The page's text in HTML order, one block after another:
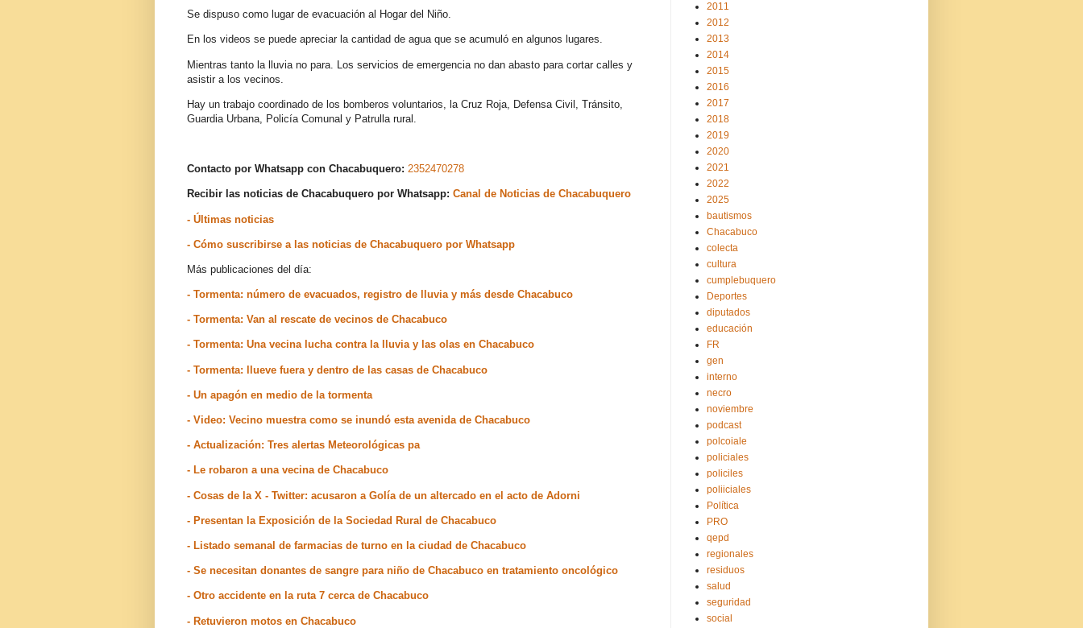
Se dispuso como lugar de evacuación al Hogar del Niño.
En los videos se puede apreciar la cantidad de agua que se acumuló en algunos lugares.
Mientras tanto la lluvia no para. Los servicios de emergencia no dan abasto para cortar calles y
asistir a los vecinos.
Hay un trabajo coordinado de los bomberos voluntarios, la Cruz Roja, Defensa Civil, Tránsito,
Guardia Urbana, Policía Comunal y Patrulla rural.
Contacto por Whatsapp con Chacabuquero: 2352470278
Recibir las noticias de Chacabuquero por Whatsapp: Canal de Noticias de Chacabuquero
- Últimas noticias
- Cómo suscribirse a las noticias de Chacabuquero por Whatsapp
Más publicaciones del día:
- Tormenta: número de evacuados, registro de lluvia y más desde Chacabuco
- Tormenta: Van al rescate de vecinos de Chacabuco
- Tormenta: Una vecina lucha contra la lluvia y las olas en Chacabuco
- Tormenta: llueve fuera y dentro de las casas de Chacabuco
- Un apagón en medio de la tormenta
- Video: Vecino muestra como se inundó esta avenida de Chacabuco
- Actualización: Tres alertas Meteorológicas pa
- Le robaron a una vecina de Chacabuco
- Cosas de la X - Twitter: acusaron a Golía de un altercado en el acto de Adorni
- Presentan la Exposición de la Sociedad Rural de Chacabuco
- Listado semanal de farmacias de turno en la ciudad de Chacabuco
- Se necesitan donantes de sangre para niño de Chacabuco en tratamiento oncológico
- Otro accidente en la ruta 7 cerca de Chacabuco
- Retuvieron motos en Chacabuco
2011
2012
2013
2014
2015
2016
2017
2018
2019
2020
2021
2022
2025
bautismos
Chacabuco
colecta
cultura
cumplebuquero
Deportes
diputados
educación
FR
gen
interno
necro
noviembre
podcast
polcoiale
policiales
policiles
poliiciales
Política
PRO
qepd
regionales
residuos
salud
seguridad
social